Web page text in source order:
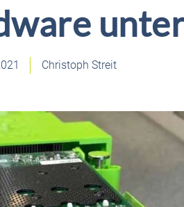
Christoph Streit